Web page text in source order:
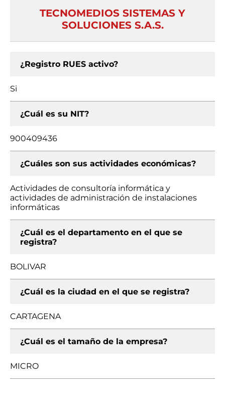
TECNOMEDIOS SISTEMAS Y
SOLUCIONES S.A.S.
¿Registro RUES activo?
Si
¿Cuál es su NIT?
900409436
¿Cuáles son sus actividades económicas?
Actividades de consultoría informática y
actividades de administración de instalaciones
informáticas
¿Cuál es el departamento en el que se
registra?
BOLIVAR
¿Cuál es la ciudad en el que se registra?
CARTAGENA
¿Cuál es el tamaño de la empresa?
MICRO